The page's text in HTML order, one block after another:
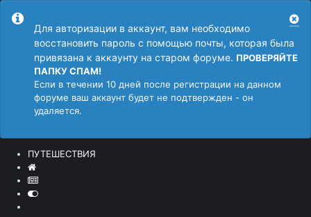
Для авторизации в аккаунт, вам необходимо
восстановить пароль с помощью почты, которая была
привязана к аккаунту на старом форуме. ПРОВЕРЯЙТЕ
ПАПКУ СПАМ!
Если в течении 10 дней после регистрации на данном
форуме ваш аккаунт будет не подтвержден - он
удаляется.
ПУТЕШЕСТВИЯ